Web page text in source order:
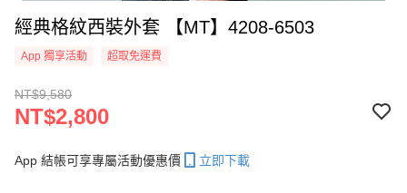
經典格紋西裝外套 【MT】4208-6503
App 獨享活動 超取免運費
NT$9,580
NT$2,800
App 結帳可享專屬活動優惠價 立即下載